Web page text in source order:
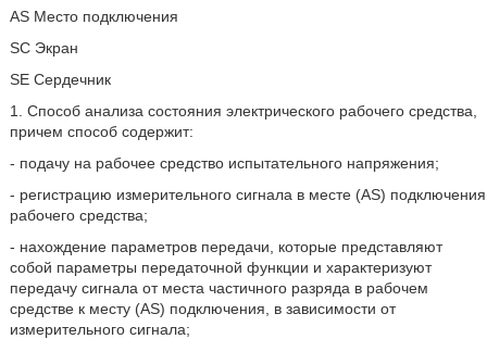
AS Место подключения
SC Экран
SE Сердечник
1. Способ анализа состояния электрического рабочего средства,
причем способ содержит:
- подачу на рабочее средство испытательного напряжения;
- регистрацию измерительного сигнала в месте (AS) подключения
рабочего средства;
- нахождение параметров передачи, которые представляют
собой параметры передаточной функции и характеризуют
передачу сигнала от места частичного разряда в рабочем
средстве к месту (AS) подключения, в зависимости от
измерительного сигнала;